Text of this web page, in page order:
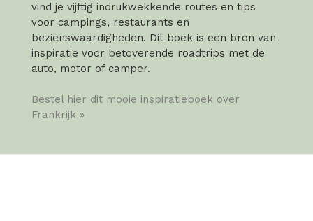
vind je vijftig indrukwekkende routes en tips
voor campings, restaurants en
bezienswaardigheden. Dit boek is een bron van
inspiratie voor betoverende roadtrips met de
auto, motor of camper.
Bestel hier dit mooie inspiratieboek over
Frankrijk »